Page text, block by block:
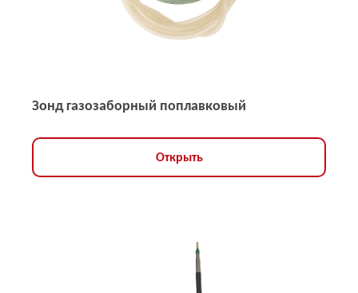
Зонд газозаборный поплавковый
Открыть